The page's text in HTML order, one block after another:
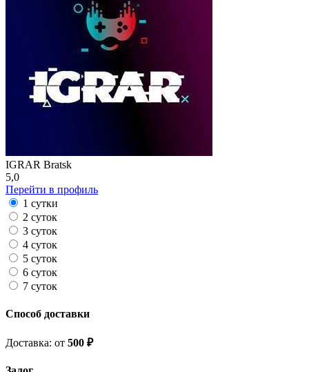
IGRAR Bratsk
5,0
Перейти в профиль
1 сутки
2 суток
3 суток
4 суток
5 суток
6 суток
7 суток
Способ доставки
Доставка: от 500 ₽